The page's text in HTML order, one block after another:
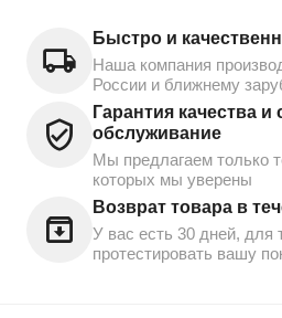
Быстро и
Наша компания
России и ближнему
Гарантия качества и
обслуживание
Мы предлагаем только
которых мы уверены
Возврат товара в
У вас есть 30 дней, для
протестировать вашу